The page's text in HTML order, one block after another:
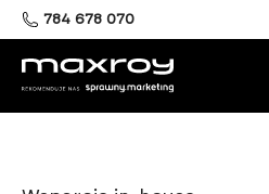
784 678 070